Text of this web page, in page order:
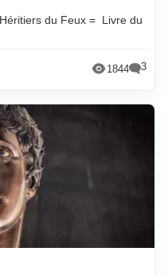
du Feux = Livre du
1844 3